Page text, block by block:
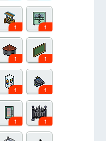
1 1
1 1
1 1
1 1